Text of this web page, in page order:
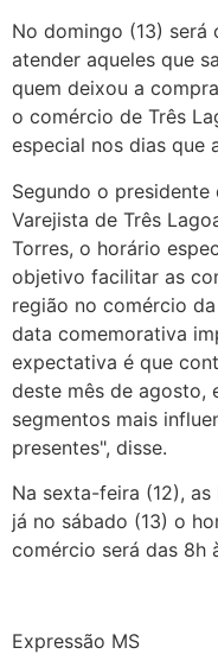
No domingo (13) será
atender aqueles que
quem deixou a
o comércio de Três
especial nos dias que
Segundo o
Varejista de Três
Torres, o horário
objetivo facilitar as
região no comércio
data comemorativa
expectativa é que
deste mês de agosto,
segmentos mais
presentes", disse.
Na sexta-feira (12),
já no sábado (13) o
comércio será das 8h
Expressão MS